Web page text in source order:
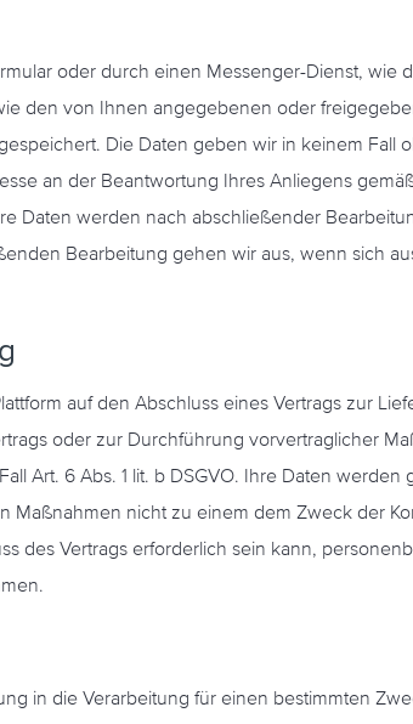
oder durch einen Messenger-Dienst, wie
den von Ihnen angegebenen oder
Die Daten geben wir in keinem Fall
an der Beantwortung Ihres Anliegens gemäß
Daten werden nach abschließender
Bearbeitung gehen wir aus, wenn sich
auf den Abschluss eines Vertrags zur
oder zur Durchführung vorvertraglicher
Art. 6 Abs. 1 lit. b DSGVO. Ihre Daten
Maßnahmen nicht zu einem dem Zweck der
des Vertrags erforderlich sein kann,
in die Verarbeitung für einen bestimmten